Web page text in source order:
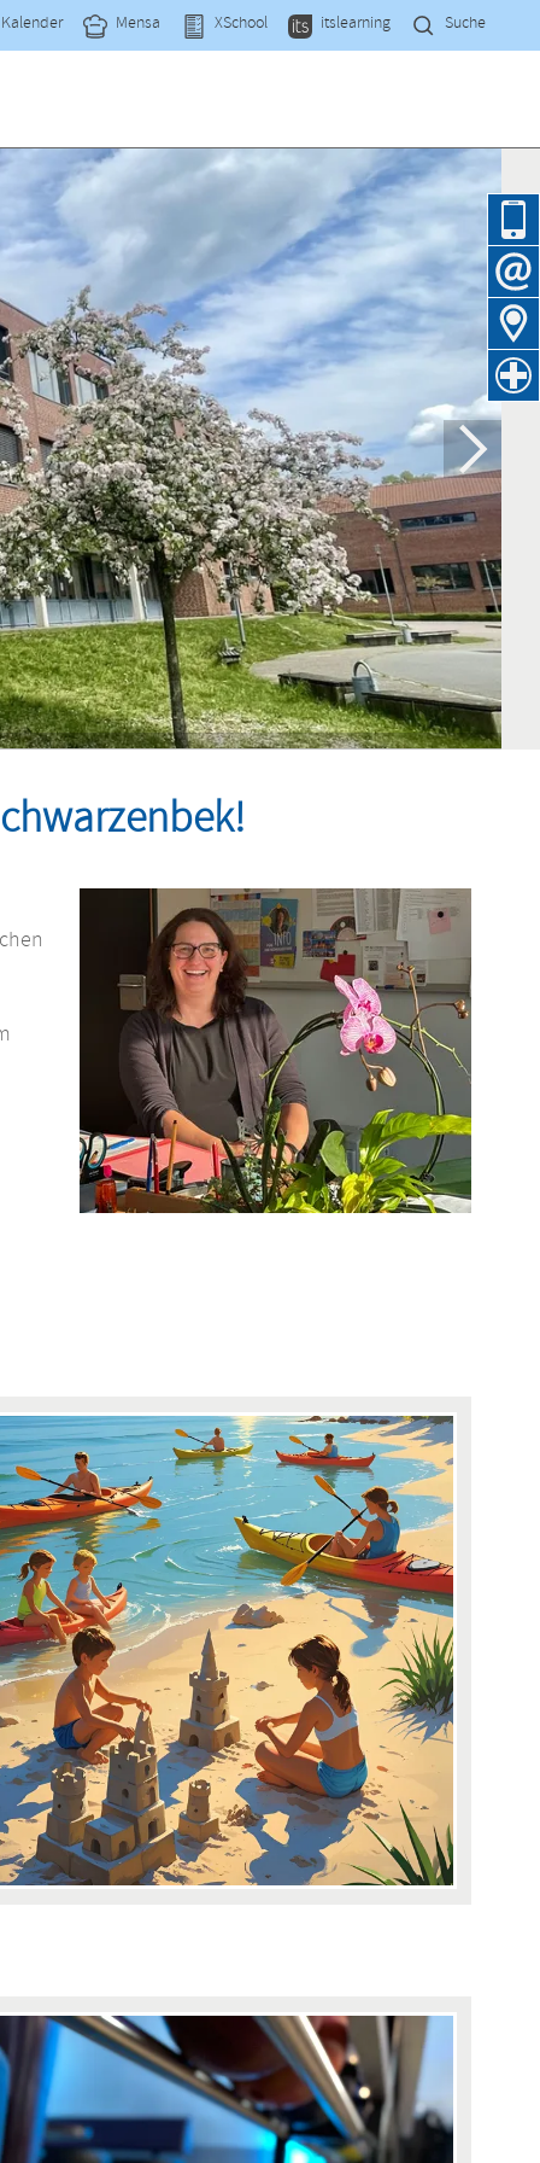
Kalender Mensa XSchool itslearning Suche